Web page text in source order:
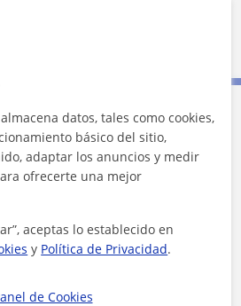
datos, tales como cookies,
básico del sitio,
adaptar los anuncios y medir
ofrecerte una mejor
aceptas lo establecido en
y Política de Privacidad.
de Cookies